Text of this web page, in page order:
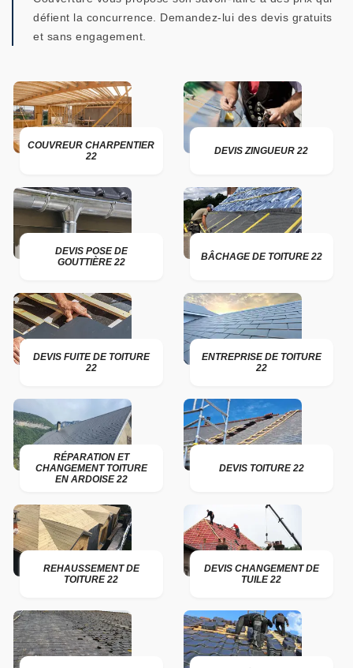
défient la concurrence. Demandez-lui des devis gratuits
et sans engagement.
COUVREUR CHARPENTIER
22
DEVIS ZINGUEUR 22
DEVIS POSE DE
GOUTTIÈRE 22
BÂCHAGE DE TOITURE 22
DEVIS FUITE DE TOITURE
22
ENTREPRISE DE TOITURE
22
RÉPARATION ET
CHANGEMENT TOITURE
EN ARDOISE 22
DEVIS TOITURE 22
REHAUSSEMENT DE
TOITURE 22
DEVIS CHANGEMENT DE
TUILE 22